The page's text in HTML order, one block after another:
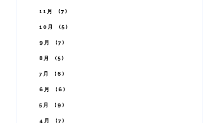
11月 7
10月 5
9月 7
8月 5
7月 6
6月 6
5月 9
4月 7